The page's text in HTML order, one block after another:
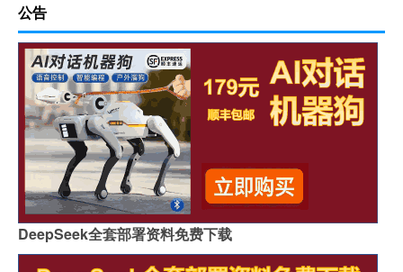
公告
DeepSeek全套部署资料免费下载